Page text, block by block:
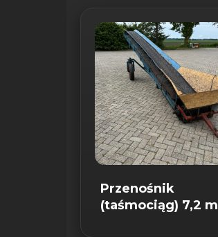
Przenośnik
(taśmociąg) 7,2 m